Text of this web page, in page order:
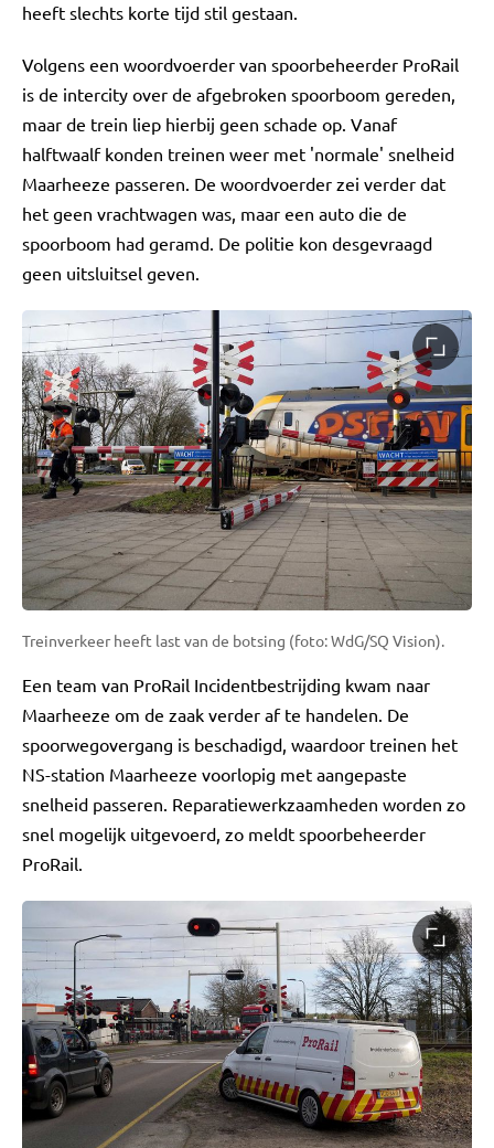
heeft slechts korte tijd stil gestaan.
Volgens een woordvoerder van spoorbeheerder ProRail
is de intercity over de afgebroken spoorboom gereden,
maar de trein liep hierbij geen schade op. Vanaf
halftwaalf konden treinen weer met 'normale' snelheid
Maarheeze passeren. De woordvoerder zei verder dat
het geen vrachtwagen was, maar een auto die de
spoorboom had geramd. De politie kon desgevraagd
geen uitsluitsel geven.
Treinverkeer heeft last van de botsing (foto: WdG/SQ Vision).
Een team van ProRail Incidentbestrijding kwam naar
Maarheeze om de zaak verder af te handelen. De
spoorwegovergang is beschadigd, waardoor treinen het
NS-station Maarheeze voorlopig met aangepaste
snelheid passeren. Reparatiewerkzaamheden worden zo
snel mogelijk uitgevoerd, zo meldt spoorbeheerder
ProRail.